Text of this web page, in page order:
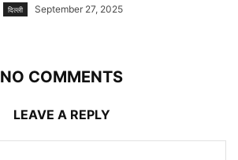
दिल्ली September 27, 2025
NO COMMENTS
LEAVE A REPLY